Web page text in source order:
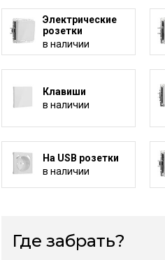
Электрические
розетки
в наличии
Клавиши
в наличии
На USB розетки
в наличии
Где забрать?